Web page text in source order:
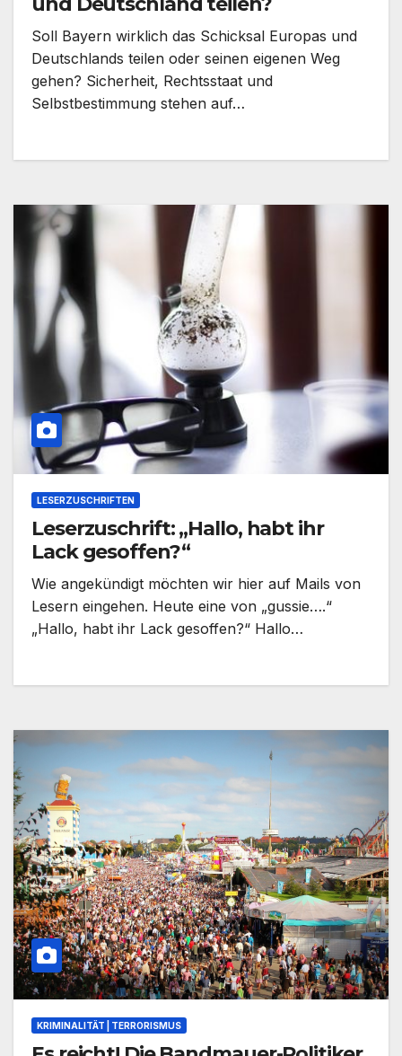
Soll Bayern wirklich das Schicksal Europas und
Deutschlands teilen oder seinen eigenen Weg
gehen? Sicherheit, Rechtsstaat und
Selbstbestimmung stehen auf…
LESERZUSCHRIFTEN
Leserzuschrift: „Hallo, habt ihr
Lack gesoffen?“
Wie angekündigt möchten wir hier auf Mails von
Lesern eingehen. Heute eine von „gussie….“
„Hallo, habt ihr Lack gesoffen?“ Hallo…
KRIMINALITÄT | TERRORISMUS